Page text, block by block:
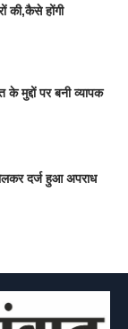
की,कैसे होंगी
मुद्दों पर बनी व्यापक
दर्ज हुआ अपराध